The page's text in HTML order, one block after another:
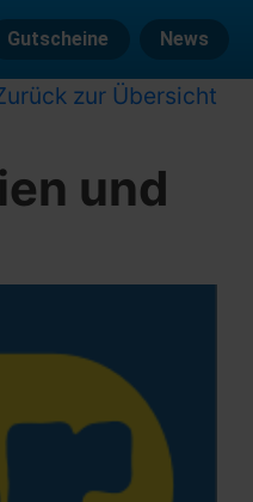
Gutscheine News
zur Übersicht
und